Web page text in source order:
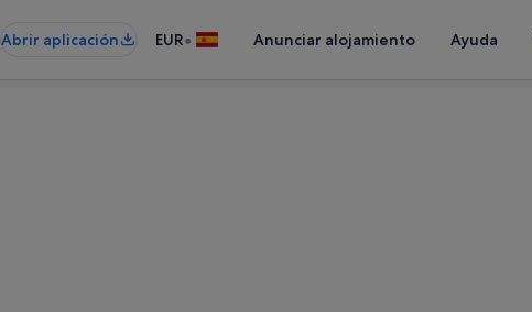
Abrir aplicación EUR• Anunciar alojamiento Ayuda